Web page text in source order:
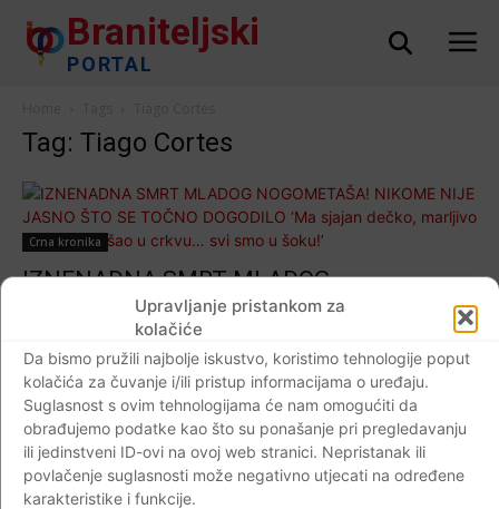
Upravljanje pristankom za
kolačiće
Da bismo pružili najbolje iskustvo, koristimo tehnologije poput
kolačića za čuvanje i/ili pristup informacijama o uređaju.
Suglasnost s ovim tehnologijama će nam omogućiti da
obrađujemo podatke kao što su ponašanje pri pregledavanju
ili jedinstveni ID-ovi na ovoj web stranici. Nepristanak ili
povlačenje suglasnosti može negativno utjecati na određene
karakteristike i funkcije.
Braniteljski
PORTAL
Tag: Tiago Cortes
Crna kronika
IZNENADNA SMRT MLADOG
NOGOMETAŠA! NIKOME NIJE JASNO ŠTO
SE TOČNO DOGODILO ‘Ma sjajan dečko,
marljivo je trenirao, išao u crkvu… svi smo u
šoku!’
Braniteljski portal 14.04.2020